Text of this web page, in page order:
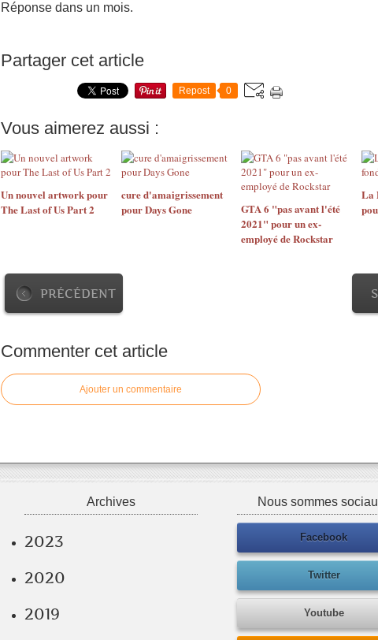
Réponse dans un mois.
Partager cet article
Repost 0
Vous aimerez aussi :
Un nouvel artwork pour
The Last of Us Part 2
cure d'amaigrissement
pour Days Gone
GTA 6 "pas avant l'été
2021" pour un ex-
employé de Rockstar
La
PRÉCÉDENT
Commenter cet article
Ajouter un commentaire
Archives
2023
2020
2019
Nous sommes
Facebook
Twitter
Youtube